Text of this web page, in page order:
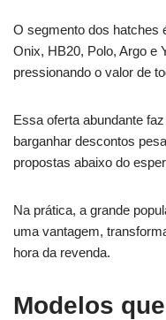
O segmento dos hatches
Onix, HB20, Polo, Argo e
pressionando o valor de
Essa oferta abundante
barganhar descontos
propostas abaixo do
Na prática, a grande
uma vantagem,
hora da revenda.
Modelos